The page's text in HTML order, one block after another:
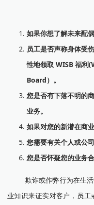
如果你想了解未来配
员工是否声称身体受
性地领取 WISB 福
Board）。
您是否有下落不明的
业务。
如果对您的新潜在商
您需要有关个人或公
您是否怀疑您的业务
欺诈或作弊行为在生
业知识来证实对客户，员